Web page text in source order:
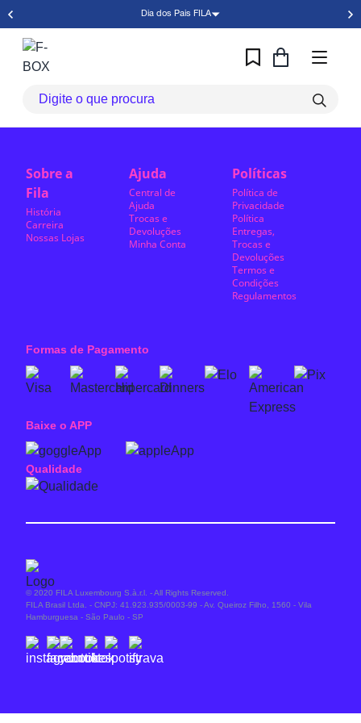
Dia dos Pais FILA
Sobre a
Fila
História
Carreira
Nossas Lojas
Ajuda
Central de
Ajuda
Trocas e
Devoluções
Minha Conta
Políticas
Política de
Privacidade
Política
Entregas,
Trocas e
Devoluções
Termos e
Condições
Regulamentos
Formas de Pagamento
Baixe o APP
Qualidade
© 2020 FILA Luxembourg S.à.r.l. - All Rights Reserved.
FILA Brasil Ltda. - CNPJ: 41.923.935/0003-99 - Av. Queiroz Filho, 1560 - Vila
Hamburguesa - São Paulo - SP